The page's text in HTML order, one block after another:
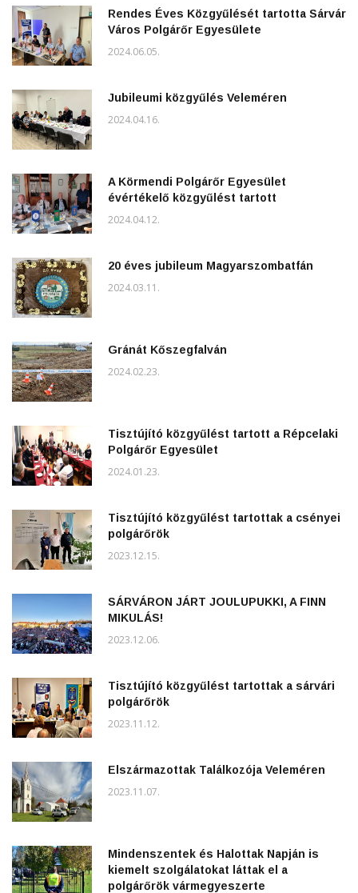
Rendes Éves Közgyűlését tartotta Sárvár
Város Polgárőr Egyesülete
2024.06.05.
Jubileumi közgyűlés Veleméren
2024.04.16.
A Körmendi Polgárőr Egyesület
évértékelő közgyűlést tartott
2024.04.12.
20 éves jubileum Magyarszombatfán
2024.03.11.
Gránát Kőszegfalván
2024.02.23.
Tisztújító közgyűlést tartott a Répcelaki
Polgárőr Egyesület
2024.01.23.
Tisztújító közgyűlést tartottak a csényei
polgárőrök
2023.12.15.
SÁRVÁRON JÁRT JOULUPUKKI, A FINN
MIKULÁS!
2023.12.06.
Tisztújító közgyűlést tartottak a sárvári
polgárőrök
2023.11.12.
Elszármazottak Találkozója Veleméren
2023.11.07.
Mindenszentek és Halottak Napján is
kiemelt szolgálatokat láttak el a
polgárőrök vármegyeszerte